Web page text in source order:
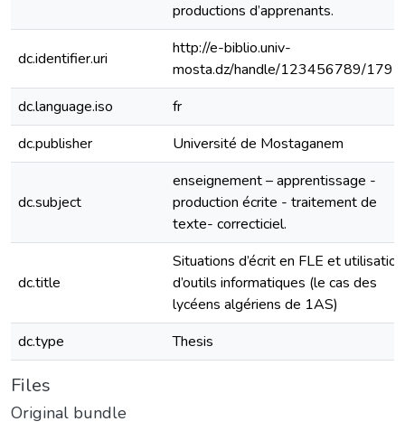
productions d’apprenants.
dc.identifier.uri
http://e-biblio.univ-
mosta.dz/handle/123456789/
dc.language.iso
fr
dc.publisher
Université de Mostaganem
dc.subject
enseignement – apprentissage -
production écrite - traitement de
texte- correcticiel.
dc.title
Situations d’écrit en FLE et utilisation
d’outils informatiques (le cas des
lycéens algériens de 1AS)
dc.type
Thesis
Files
Original bundle